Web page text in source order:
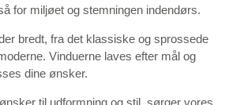
for miljøet og stemningen indendørs.
bredt, fra det klassiske og sprossede
Vinduerne laves efter mål og
dine ønsker.
til udformning og stil, sørger vores